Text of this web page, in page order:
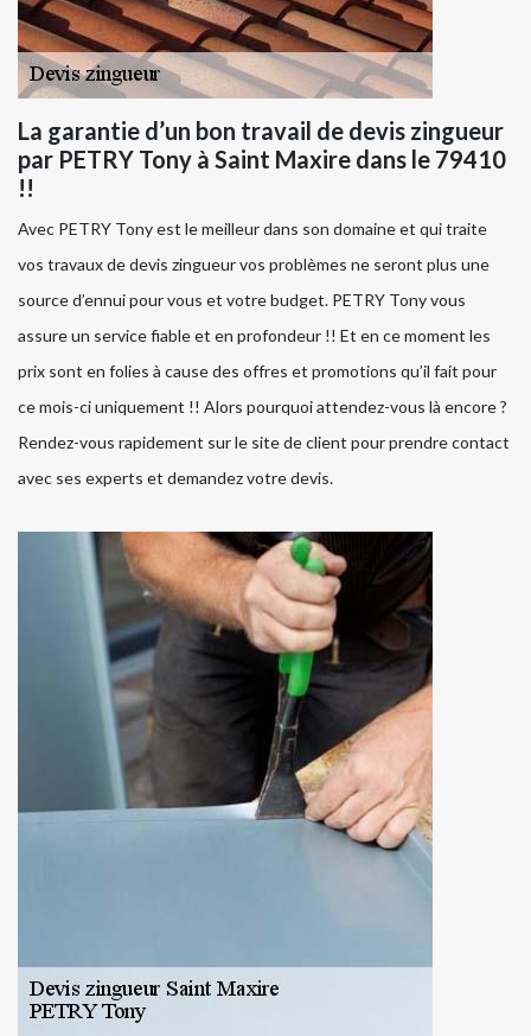
La garantie d’un bon travail de devis zingueur
par PETRY Tony à Saint Maxire dans le 79410
!!
Avec PETRY Tony est le meilleur dans son domaine et qui traite
vos travaux de devis zingueur vos problèmes ne seront plus une
source d’ennui pour vous et votre budget. PETRY Tony vous
assure un service fiable et en profondeur !! Et en ce moment les
prix sont en folies à cause des offres et promotions qu’il fait pour
ce mois-ci uniquement !! Alors pourquoi attendez-vous là encore ?
Rendez-vous rapidement sur le site de client pour prendre contact
avec ses experts et demandez votre devis.